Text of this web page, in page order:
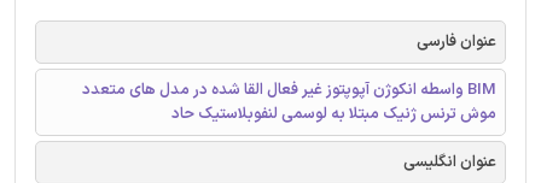
عنوان فارسی
BIM واسطه انکوژن آپوپتوز غیر فعال القا شده در مدل های متعدد
موش ترنس ژنیک مبتلا به لوسمی لنفوبلاستیک حاد
عنوان انگلیسی